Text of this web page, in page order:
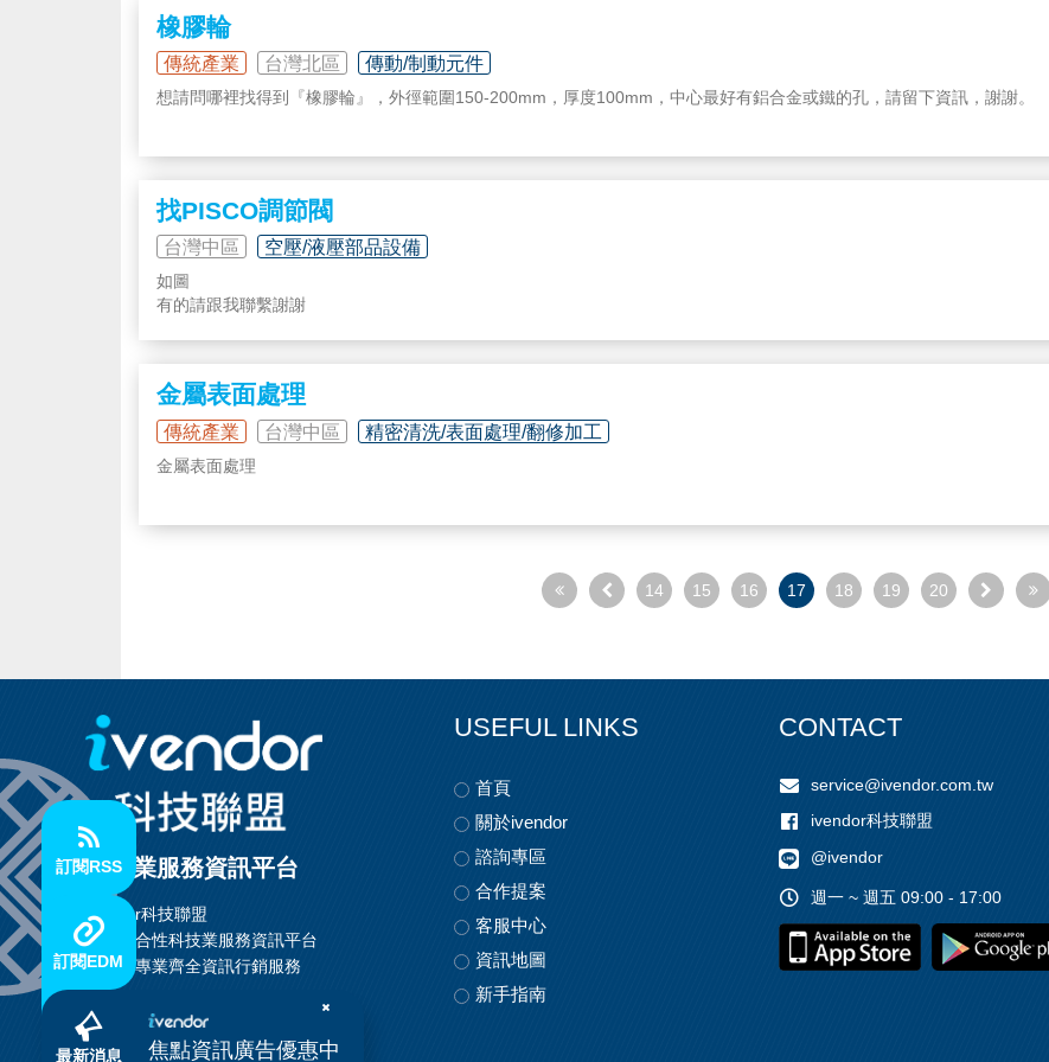
橡膠輪
傳統產業 台灣北區 傳動/制動元件
想請問哪裡找得到『橡膠輪』，外徑範圍150-200mm，厚度100mm，中心最好有鋁合金或鐵的孔，請留下資訊，謝謝。
找PISCO調節閥
台灣中區 空壓/液壓部品設備
如圖
有的請跟我聯繫謝謝
金屬表面處理
傳統產業 台灣中區 精密清洗/表面處理/翻修加工
金屬表面處理
14 15 16 17 18 19 20
訂閱RSS
訂閱EDM
最新消息 焦點資訊廣告優惠中
科技業服務資訊平台
ivendor科技聯盟
首創整合性科技業服務資訊平台
提供最專業齊全資訊行銷服務
USEFUL LINKS
首頁
關於ivendor
諮詢專區
合作提案
客服中心
資訊地圖
新手指南
CONTACT
service@ivendor.com.tw
ivendor科技聯盟
@ivendor
週一 ~ 週五 09:00 - 17:00